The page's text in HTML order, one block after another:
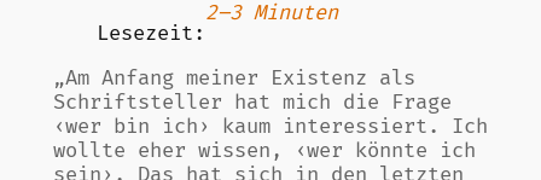
Lesezeit:
2–3 Minuten
„Am Anfang meiner Existenz als
Schriftsteller hat mich die Frage
‹wer bin ich› kaum interessiert. Ich
wollte eher wissen, ‹wer könnte ich
sein›. Das hat sich in den letzten